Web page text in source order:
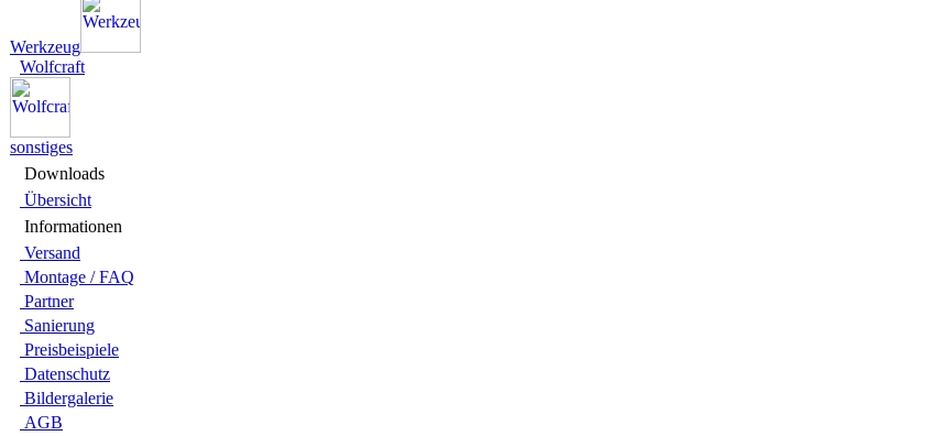
Werkzeug
Wolfcraft
sonstiges
Downloads
Übersicht
Infor­ma­tionen
Versand
Montage / FAQ
Partner
Sanie­rung
Preis­beispiele
Daten­schutz
Bilder­galerie
AGB